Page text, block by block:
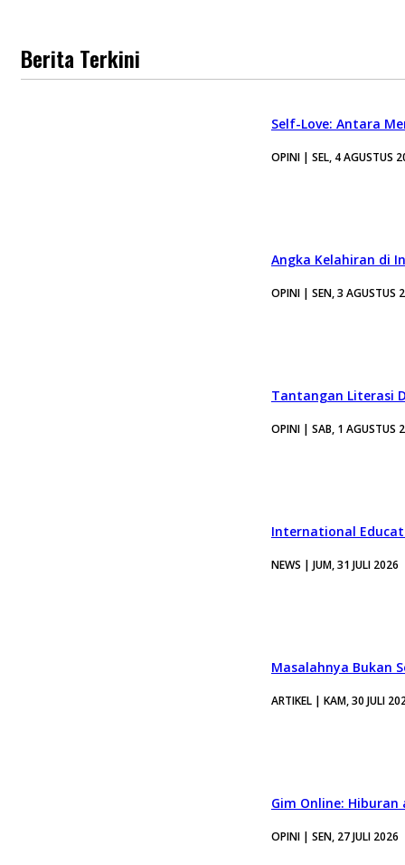
Berita Terkini
Self-Love: Antara
OPINI | SEL, 4 AGUSTUS
Angka Kelahiran di
OPINI | SEN, 3 AGUSTUS
Tantangan Literasi
OPINI | SAB, 1 AGUSTUS
International
NEWS | JUM, 31 JULI 2026
Masalahnya Bukan
ARTIKEL | KAM, 30 JULI
Gim Online:
OPINI | SEN, 27 JULI 2026